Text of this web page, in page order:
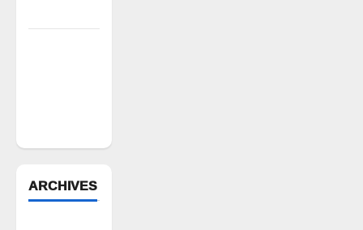
ARCHIVES